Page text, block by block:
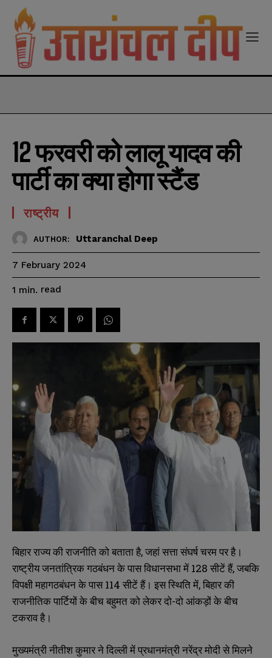
12 फरवरी को लालू यादव की
पार्टी का क्या होगा स्टैंड
राष्ट्रीय
AUTHOR: Uttaranchal Deep
7 February 2024
1 min. read
बिहार राज्य की राजनीति को बताता है, जहां सत्ता संघर्ष चरम पर है।
राष्ट्रीय जनतांत्रिक गठबंधन के पास विधानसभा में 128 सीटें हैं, जबकि
विपक्षी महागठबंधन के पास 114 सीटें हैं। इस स्थिति में, बिहार की
राजनीतिक पार्टियों के बीच बहुमत को लेकर दो-दो आंकड़ों के बीच
टकराव है।
मुख्यमंत्री नीतीश कुमार ने दिल्ली में प्रधानमंत्री नरेंद्र मोदी से मिलने